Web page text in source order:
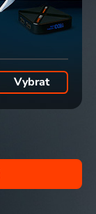
Vybrat